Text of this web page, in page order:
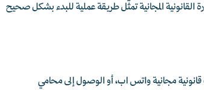
المجانية تمثّل طريقة عملية للبدء بشكل صحيح
مجانية واتس اب، أو الوصول إلى محامي